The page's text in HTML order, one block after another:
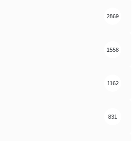
2869
1558
1162
831